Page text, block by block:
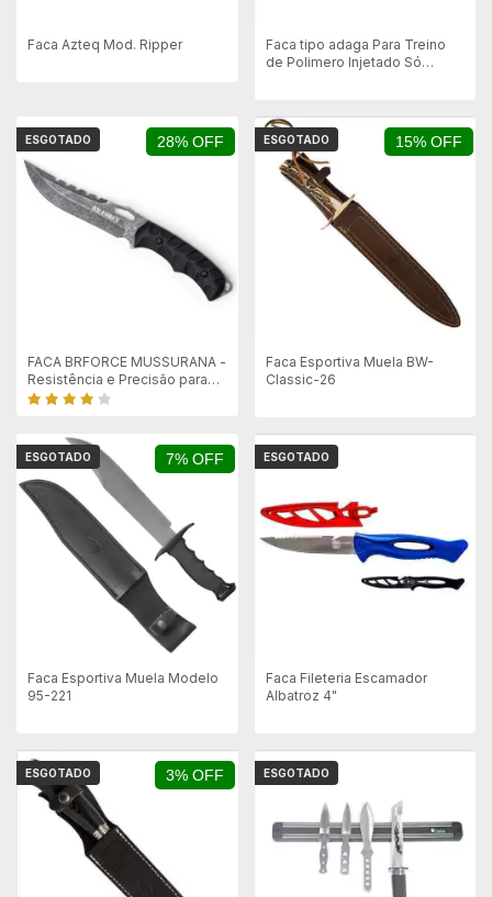
Faca Azteq Mod. Ripper
Faca tipo adaga Para Treino
de Polimero Injetado Só
28% OFF
ESGOTADO
FACA BRFORCE MUSSURANA -
Resistência e Precisão para
Aventuras
15% OFF
ESGOTADO
Faca Esportiva Muela BW-
Classic-26
7% OFF
ESGOTADO
Faca Esportiva Muela Modelo
95-221
ESGOTADO
Faca Fileteria Escamador
Albatroz 4"
3% OFF
ESGOTADO ESGOTADO